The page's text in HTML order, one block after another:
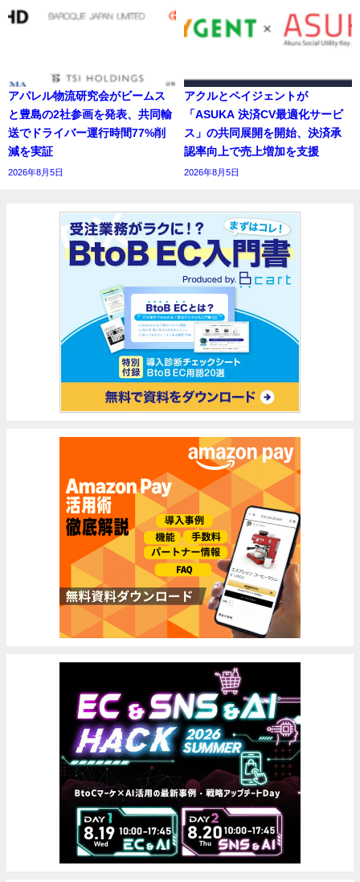
アパレル物流研究会がビームス
と豊島の2社参画を発表、共同輸
送でドライバー運行時間77%削
減を実証
2026年8月5日
アクルとペイジェントが
「ASUKA 決済CV最適化サービ
ス」の共同展開を開始、決済承
認率向上で売上増加を支援
2026年8月5日